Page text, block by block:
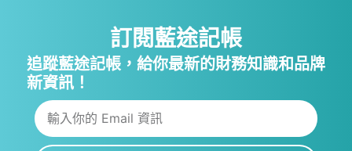
訂閱藍途記帳
追蹤藍途記帳，給你最新的財務知識和品牌
新資訊！